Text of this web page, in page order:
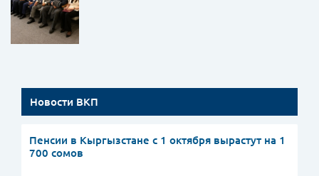
Новости ВКП
Пенсии в Кыргызстане с 1 октября вырастут на 1
700 сомов